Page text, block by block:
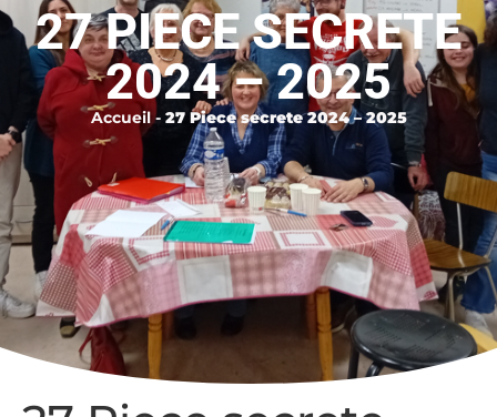
27 PIECE SECRETE
2024 – 2025
Accueil- 27 Piece secrete 2024 – 2025